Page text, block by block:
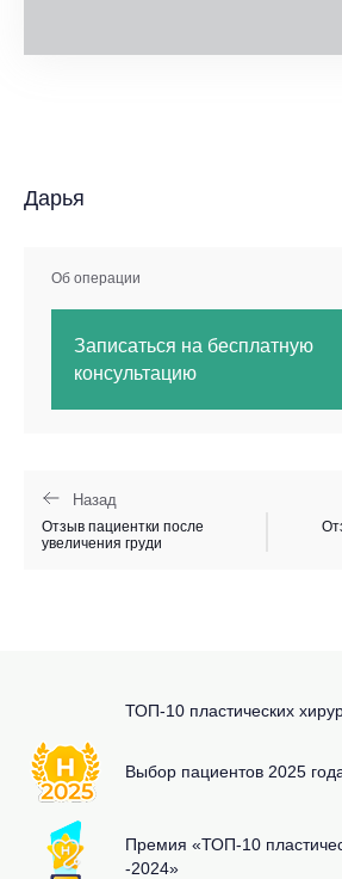
Дарья
Об операции
Записаться на бесплатную
консультацию
Назад
Отзыв пациентки после
увеличения груди
ТОП-10 пластических
Выбор пациентов 2025
Премия «ТОП-10
-2024»